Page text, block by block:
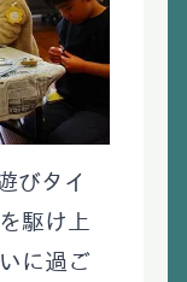
びタイ
駆け上
に過ご